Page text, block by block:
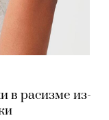
в расизме из-